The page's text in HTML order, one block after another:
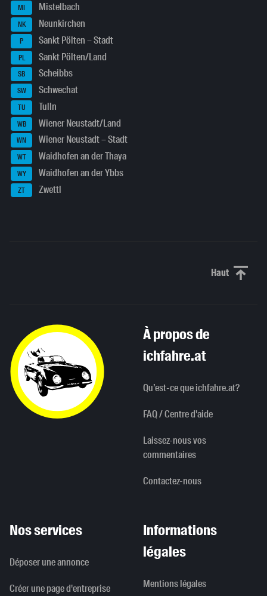
MI Mistelbach
NK Neunkirchen
P Sankt Pölten – Stadt
PL Sankt Pölten/Land
SB Scheibbs
SW Schwechat
TU Tulln
WB Wiener Neustadt/Land
WN Wiener Neustadt – Stadt
WT Waidhofen an der Thaya
WY Waidhofen an der Ybbs
ZT Zwettl
HautHaut de
À propos de
ichfahre.at
Qu’est-ce que ichfahre.at?
FAQ / Centre d'aide
Laissez-nous vos
commentaires
Contactez-nous
Nos services
Déposer une annonce
Créer une page d'entreprise
Informations
légales
Mentions légales